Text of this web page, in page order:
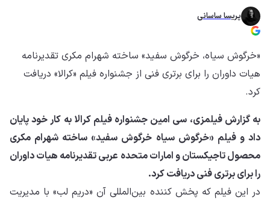
پریسا ساسانی
«خرگوش سیاه، خرگوش سفید» ساخته شهرام مکری تقدیرنامه
هیات داوران را برای برتری فنی از جشنواره فیلم «کرالا» دریافت
کرد.
به گزارش فیلمزی، سی امین جشنواره فیلم کرالا به کار خود پایان
داد و فیلم «خرگوش سیاه خرگوش سفید» ساخته شهرام مکری
محصول تاجیکستان و امارات متحده عربی تقدیرنامه هیات داوران
را برای برتری فنی دریافت کرد.
در این فیلم که پخش کننده بین‌المللی آن «دریم لب» با مدیریت